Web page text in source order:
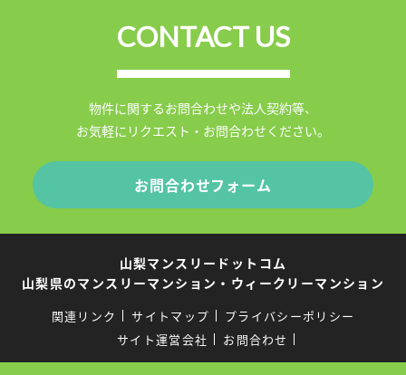
CONTACT US
物件に関するお問合わせや法人契約等、
お気軽にリクエスト・お問合わせください。
お問合わせフォーム
山梨マンスリードットコム
山梨県のマンスリーマンション・ウィークリーマンション
関連リンク サイトマップ
プライバシーポリシー
サイト運営会社
お問合わせ